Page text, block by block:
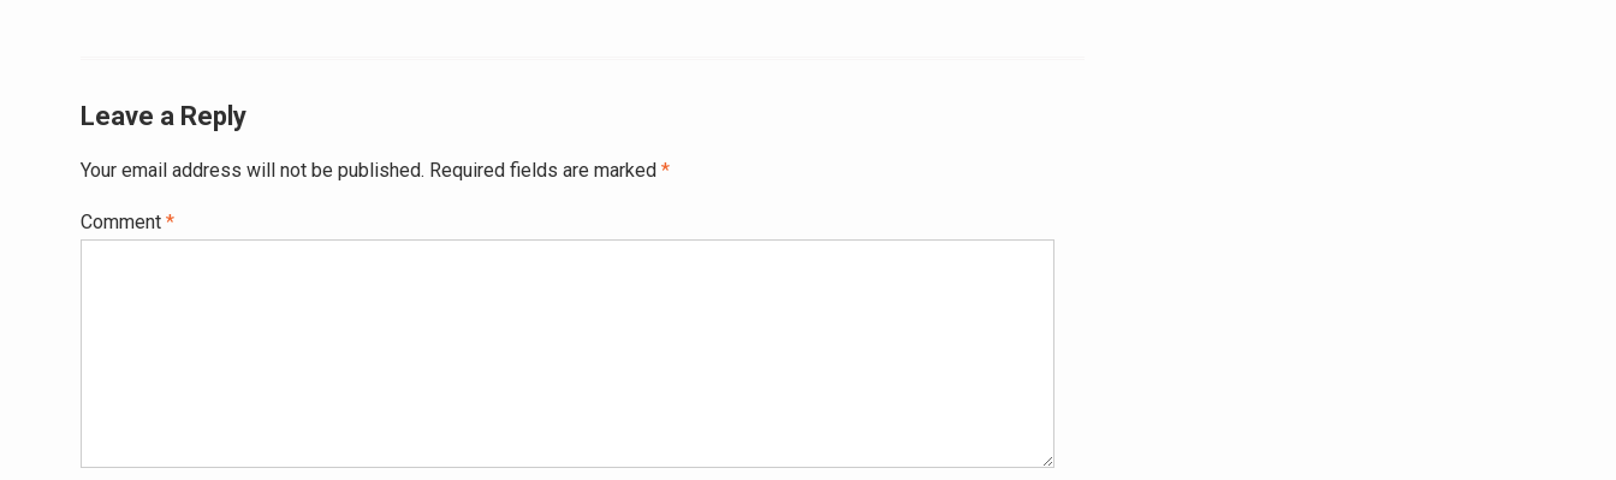
Leave a Reply
Your email address will not be published. Required fields are marked *
Comment *